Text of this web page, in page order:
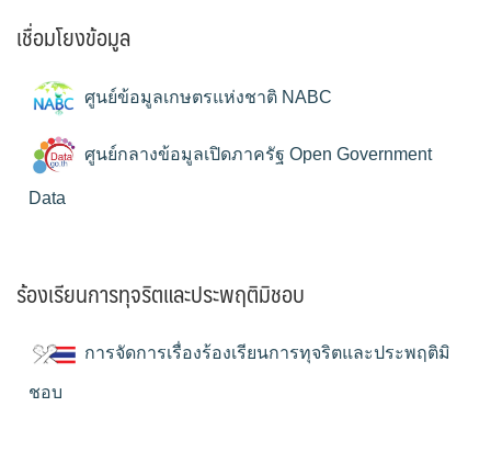
เชื่อมโยงข้อมูล
ศูนย์ข้อมูลเกษตรแห่งชาติ NABC
ศูนย์กลางข้อมูลเปิดภาครัฐ Open Government
Data
ร้องเรียนการทุจริตและประพฤติมิชอบ
การจัดการเรื่องร้องเรียนการทุจริตและประพฤติมิ
ชอบ